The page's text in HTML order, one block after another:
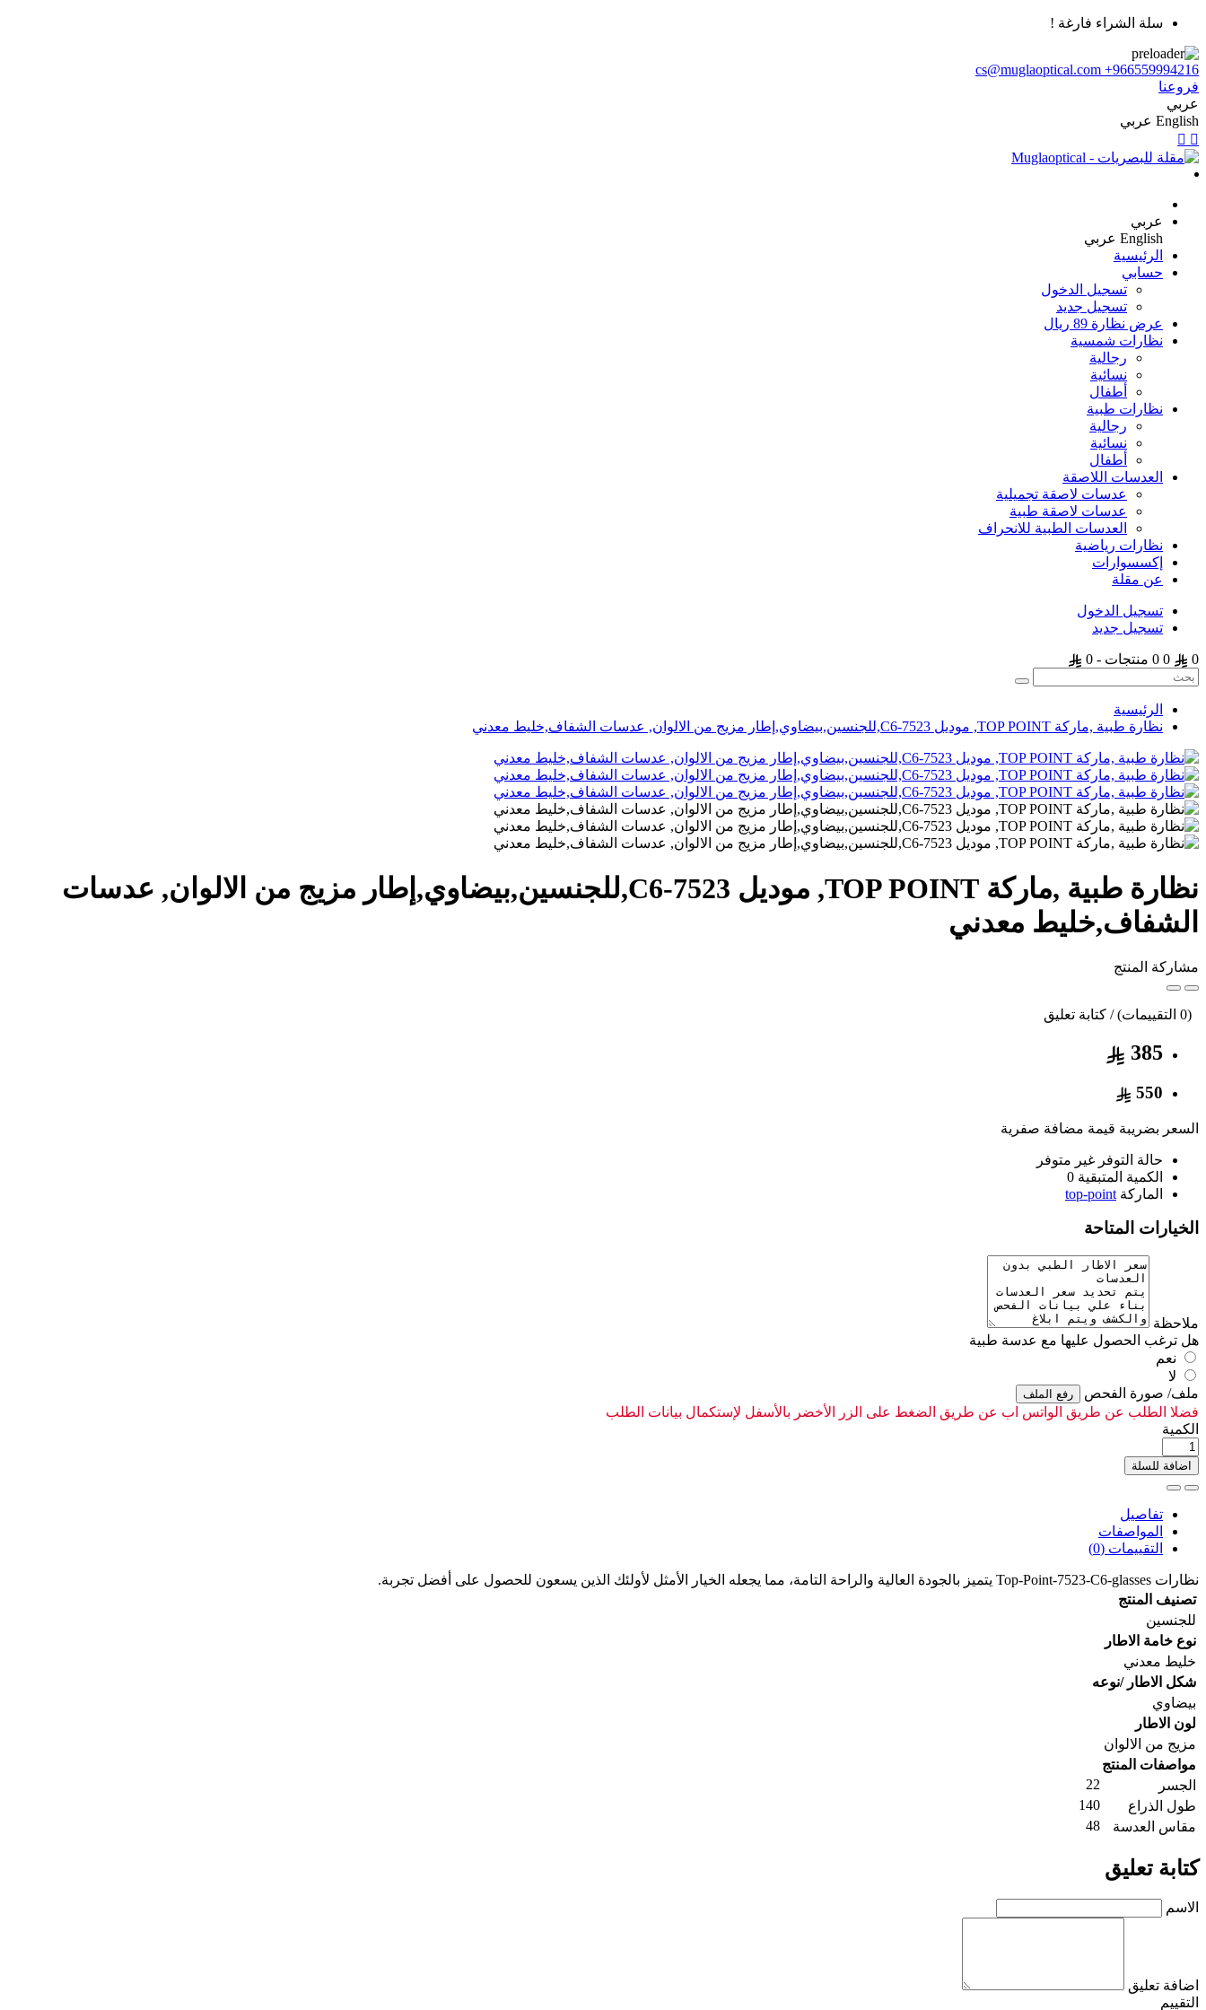
سلة الشراء فارغة !
cs@muglaoptical.com +966559994216
فروعنا
عربي
English عربي
عربي
English عربي
الرئيسية
حسابي
تسجيل الدخول
تسجيل جديد
عرض نظارة 89 ريال
نظارات شمسية
رجالية
نسائية
أطفال
نظارات طبية
رجالية
نسائية
أطفال
العدسات اللاصقة
عدسات لاصقة تجميلية
عدسات لاصقة طبية
العدسات الطبية للانحراف
نظارات رياضية
إكسسوارات
عن مقلة
تسجيل الدخول
تسجيل جديد
0
0 0 منتجات - 0
الرئيسية
نظارة طبية ,ماركة TOP POINT, موديل 7523-C6,للجنسين,بيضاوي,إطار مزيج من الالوان, عدسات الشفاف,خليط معدني
نظارة طبية ,ماركة TOP POINT, موديل 7523-C6,للجنسين,بيضاوي,إطار مزيج من الالوان, عدسات
الشفاف,خليط معدني
مشاركة المنتج
(0 التقييمات) / كتابة تعليق
385
550
السعر بضريبة قيمة مضافة صفرية
حالة التوفر غير متوفر
الكمية المتبقية 0
الماركة top-point
الخيارات المتاحة
ملاحظة
هل ترغب الحصول عليها مع عدسة طبية
نعم
لا
ملف/ صورة الفحص
رفع الملف
فضلا الطلب عن طريق الواتس اب عن طريق الضغط على الزر الأخضر بالأسفل لإستكمال بيانات الطلب
الكمية
اضافة للسلة
تفاصيل
المواصفات
التقييمات (0)
نظارات Top-Point-7523-C6-glasses يتميز بالجودة العالية والراحة التامة، مما يجعله الخيار الأمثل لأولئك الذين يسعون للحصول على أفضل تجربة.
تصنيف المنتج
للجنسين
نوع خامة الاطار
خليط معدني
شكل الاطار /نوعه
بيضاوي
لون الاطار
مزيج من الالوان
مواصفات المنتج
الجسر
22
طول الذراع
140
مقاس العدسة
48
كتابة تعليق
الاسم
اضافة تعليق
التقييم